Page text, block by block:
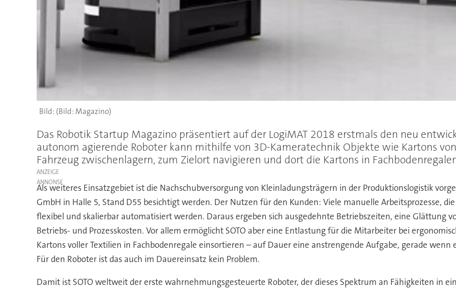
(Bild: Magazino)
Das Robotik Startup Magazino präsentiert auf der LogiMAT 2018 erstmals den neu
autonom agierende Roboter kann mithilfe von 3D-Kameratechnik Objekte wie Kartons
Fahrzeug zwischenlagern, zum Zielort navigieren und dort die Kartons in
ANZEIGE
Als weiteres Einsatzgebiet ist die Nachschubversorgung von Kleinladungsträgern in der Produktionslogistik
GmbH in Halle 5, Stand D55 besichtigt werden. Der Nutzen für den Kunden: Viele manuelle Arbeitsprozesse,
flexibel und skalierbar automatisiert werden. Daraus ergeben sich ausgedehnte Betriebszeiten, eine Glättung
Betriebs- und Prozesskosten. Vor allem ermöglicht SOTO aber eine Entlastung für die Mitarbeiter bei
Kartons voller Textilien in Fachbodenregale einsortieren – auf Dauer eine anstrengende Aufgabe, gerade
Für den Roboter ist das auch im Dauereinsatz kein Problem.
Damit ist SOTO weltweit der erste wahrnehmungsgesteuerte Roboter, der dieses Spektrum an Fähigkeiten in